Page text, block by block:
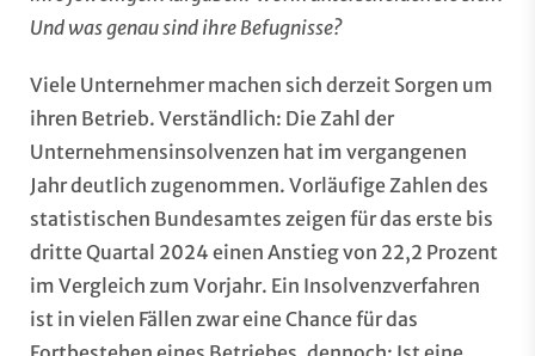
Und was genau sind ihre Befugnisse?
Viele Unternehmer machen sich derzeit Sorgen um
ihren Betrieb. Verständlich: Die Zahl der
Unternehmensinsolvenzen hat im vergangenen
Jahr deutlich zugenommen. Vorläufige Zahlen des
statistischen Bundesamtes zeigen für das erste bis
dritte Quartal 2024 einen Anstieg von 22,2 Prozent
im Vergleich zum Vorjahr. Ein Insolvenzverfahren
ist in vielen Fällen zwar eine Chance für das